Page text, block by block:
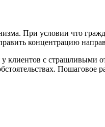
При условии что
концентрацию
клиентов с страшливыми
Пошаговое